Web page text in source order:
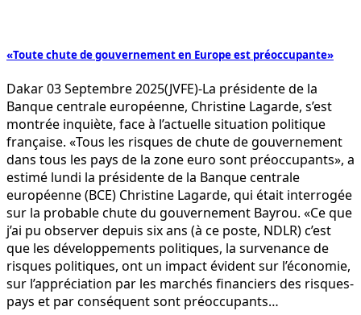
«Toute chute de gouvernement en Europe est préoccupante»
Dakar 03 Septembre 2025(JVFE)-La présidente de la
Banque centrale européenne, Christine Lagarde, s’est
montrée inquiète, face à l’actuelle situation politique
française. «Tous les risques de chute de gouvernement
dans tous les pays de la zone euro sont préoccupants», a
estimé lundi la présidente de la Banque centrale
européenne (BCE) Christine Lagarde, qui était interrogée
sur la probable chute du gouvernement Bayrou. «Ce que
j’ai pu observer depuis six ans (à ce poste, NDLR) c’est
que les développements politiques, la survenance de
risques politiques, ont un impact évident sur l’économie,
sur l’appréciation par les marchés financiers des risques-
pays et par conséquent sont préoccupants…